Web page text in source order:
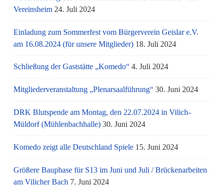
Vereinsheim 24. Juli 2024
Einladung zum Sommerfest vom Bürgerverein Geislar e.V.
am 16.08.2024 (für unsere Mitglieder) 18. Juli 2024
Schließung der Gaststätte „Komedo“ 4. Juli 2024
Mitgliederveranstaltung „Plenarsaalführung“ 30. Juni 2024
DRK Blutspende am Montag, den 22.07.2024 in Vilich-
Müldorf (Mühlenbachhalle) 30. Juni 2024
Komedo zeigt alle Deutschland Spiele 15. Juni 2024
Größere Bauphase für S13 im Juni und Juli / Brü­cken­ar­bei­ten
am Vi­li­cher Bach 7. Juni 2024